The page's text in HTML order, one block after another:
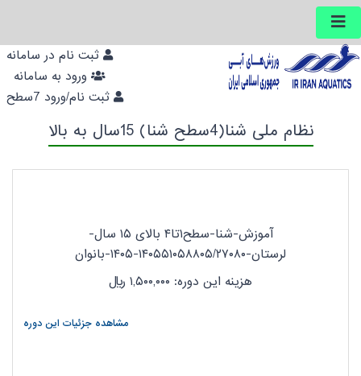
نظام ملی شنا(4سطح شنا) 15سال به بالا
آموزش-شنا-سطح۱تا۴ بالای ۱۵ سال-
لرستان-۱۴۰۵۵۱۰۵۸۸۰۵/۲۷۰۸۰-۱۴۰۵-بانوان
هزینه این دوره: ۱,۵۰۰,۰۰۰
ریال
مشاهده جزئیات این دوره